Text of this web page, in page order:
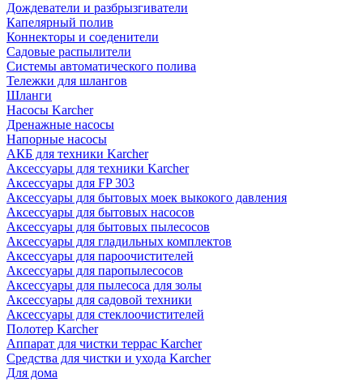
Дождеватели и разбрызгиватели
Капелярный полив
Коннекторы и соеденители
Садовые распылители
Системы автоматического полива
Тележки для шлангов
Шланги
Насосы Karcher
Дренажные насосы
Напорные насосы
АКБ для техники Karcher
Аксессуары для техники Karcher
Аксессуары для FP 303
Аксессуары для бытовых моек выкокого давления
Аксессуары для бытовых насосов
Аксессуары для бытовых пылесосов
Аксессуары для гладильных комплектов
Аксессуары для пароочистителей
Аксессуары для паропылесосов
Аксессуары для пылесоса для золы
Аксессуары для садовой техники
Аксессуары для стеклоочистителей
Полотер Karcher
Аппарат для чистки террас Karcher
Средства для чистки и ухода Karcher
Для дома